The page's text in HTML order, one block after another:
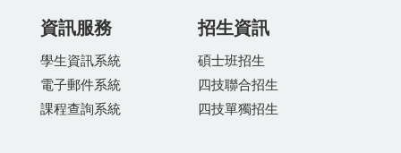
資訊服務
學生資訊系統
電子郵件系統
課程查詢系統
招生資訊
碩士班招生
四技聯合招生
四技單獨招生